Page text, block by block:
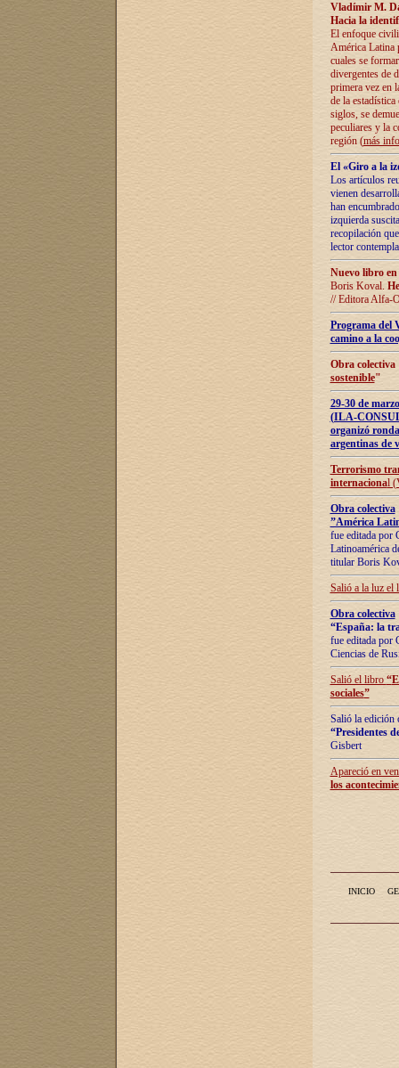
Vladímir M.
Hacia la
El enfoque
América Latina
cuales se
divergentes de
primera vez en
de la
siglos, se
peculiares y la
región (más
El «Giro a la
Los artículos
vienen
han
izquierda
recopilación
lector
Nuevo libro
Boris Koval.
// Editora Alfa-
Programa del
camino a la
Obra
sostenible"
29-30 de
(ILA-
organizó
argentinas de
Terrorismo
internacional
Obra colectiva
”América
fue editada por
Latinoamérica
titular Boris
Salió a la luz el
Obra colectiva
“España: la
fue editada por
Ciencias de
Salió el libro “
sociales”
Salió la edición
“Presidentes
Gisbert
Apareció en
los
INICIO